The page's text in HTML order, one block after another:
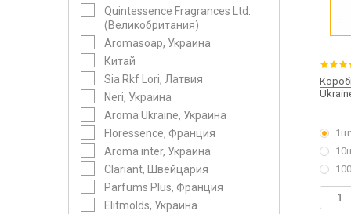
Quintessence Fragrances Ltd.
(Великобритания)
Aromasoap, Украина
Китай
Sia Rkf Lori, Латвия
Neri, Украина
Aroma Ukraine, Украина
Floressence, Франция
Aroma inter, Украина
Clariant, Швейцария
Parfums Plus, Франция
Elitmolds, Украина